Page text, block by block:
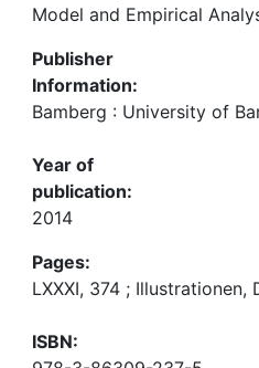
Model and Empirical
Publisher
Information:
Bamberg : University of
Year of
publication:
2014
Pages:
LXXXI, 374 ; Illustrationen,
ISBN: